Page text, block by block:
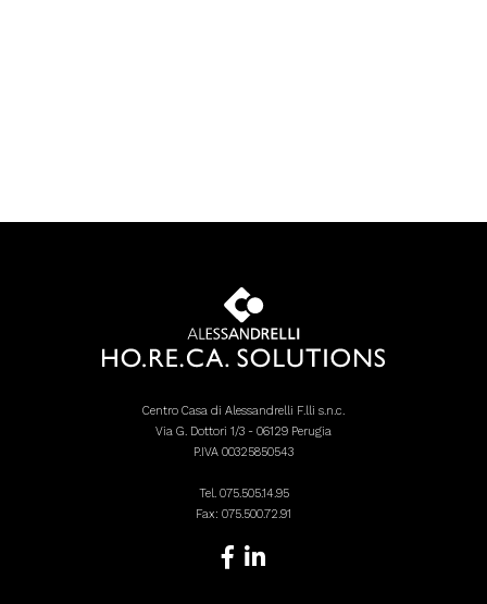
Centro Casa di Alessandrelli F.lli s.n.c.
Via G. Dottori 1/3 - 06129 Perugia
P.IVA 00325850543
Tel. 075.505.14.95
Fax: 075.500.72.91